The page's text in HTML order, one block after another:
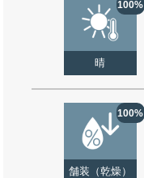
100%
晴
100%
舗装（乾燥）